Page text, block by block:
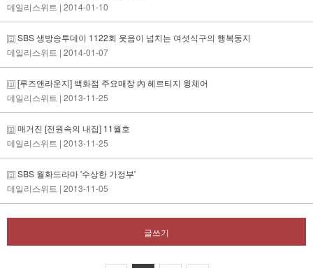
데일리스위트 | 2014-01-10
SBS 생방송투데이 1122회 웃음이 넘치는 여섯식구의 행복둥지
데일리스위트 | 2014-01-07
[루즈앤라운지] 백화점 주요매장 內 헤르티지 윙체어
데일리스위트 | 2013-11-25
매거진 [전원속의 내집] 11월호
데일리스위트 | 2013-11-25
SBS 월화드라마 '수상한 가정부'
데일리스위트 | 2013-11-05
글쓰기